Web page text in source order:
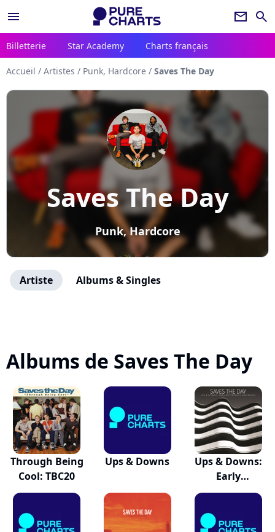
menu newsletter search
Billetterie Star Academy Charts français
Accueil / Artistes / Punk, Hardcore / Saves The Day
Saves The Day
Punk, Hardcore
Artiste Albums & Singles
Albums de Saves The Day
Through Being
Cool: TBC20
Ups & Downs
Ups & Downs:
Early
Recordings...